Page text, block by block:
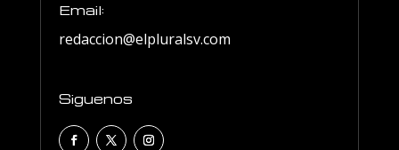
Email:
redaccion@elpluralsv.com
Siguenos